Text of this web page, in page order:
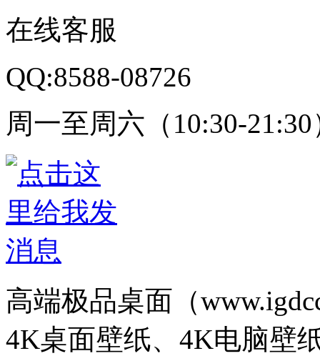
在线客服
QQ:8588-08726
周一至周六（10:30-21:30
高端极品桌面（
4K桌面壁纸、4K电脑壁